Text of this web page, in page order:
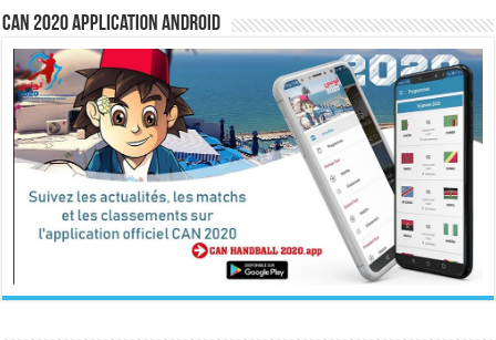
CAN 2020 Application Android